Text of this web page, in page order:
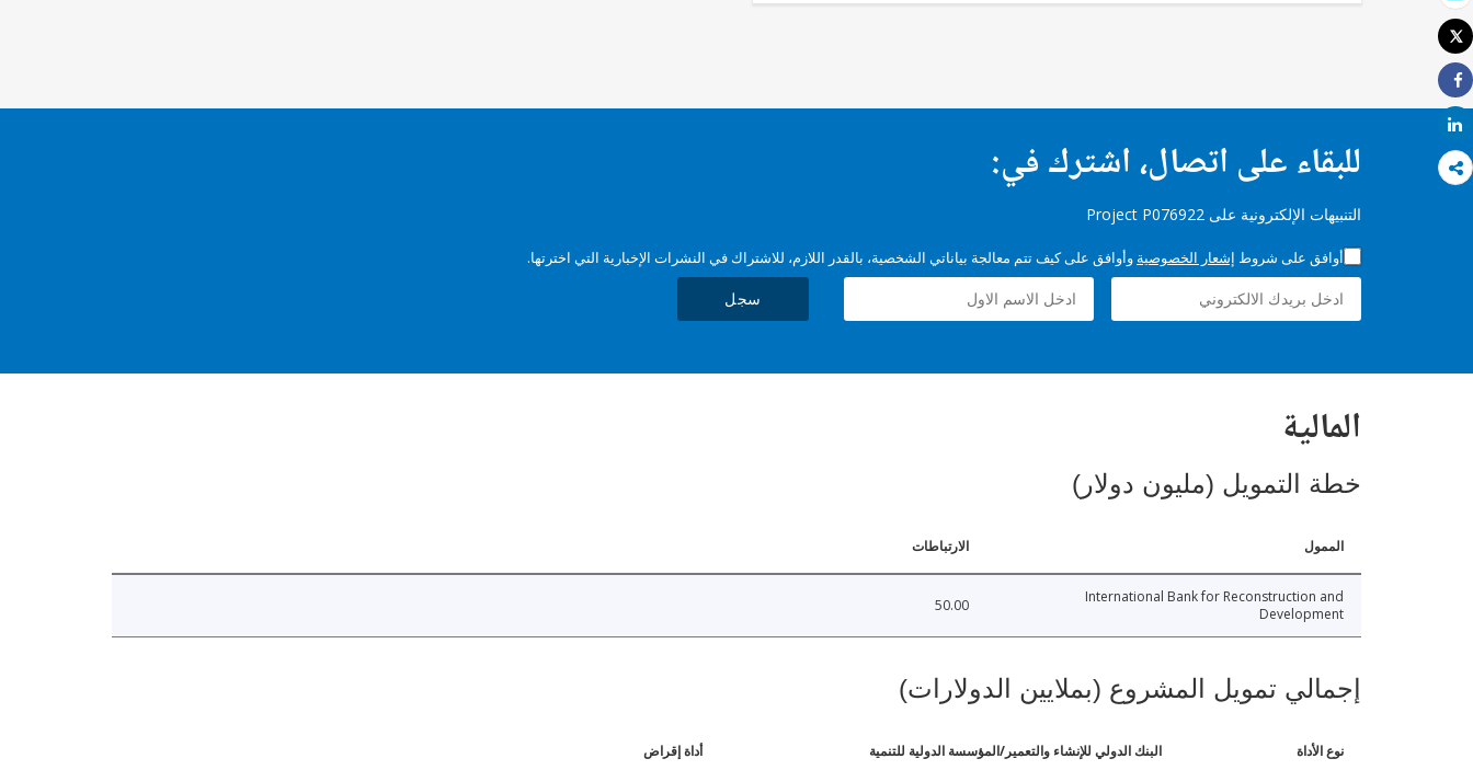
بريد الكتروني
طباعة
Tweet
Share
Share
للبقاء على اتصال، اشترك في:
التنبيهات الإلكترونية على Project P076922
أوافق على شروط إشعار الخصوصية وأوافق على كيف تتم معالجة بياناتي الشخصية، بالقدر اللازم، للاشتراك في النشرات الإخبارية التي اخترتها.
سجل
المالية
خطة التمويل (مليون دولار)
الممول الارتباطات
International Bank for Reconstruction and
Development
50.00
إجمالي تمويل المشروع (بملايين الدولارات)
نوع الأداة البنك الدولي للإنشاء والتعمير/المؤسسة الدولية للتنمية أداة إقراض